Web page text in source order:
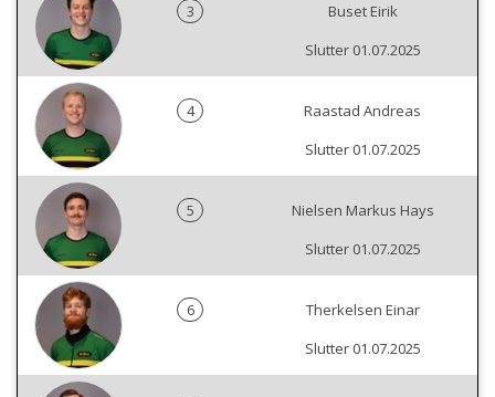
3
Buset Eirik
Slutter 01.07.2025
4
Raastad Andreas
Slutter 01.07.2025
5
Nielsen Markus Hays
Slutter 01.07.2025
6
Therkelsen Einar
Slutter 01.07.2025